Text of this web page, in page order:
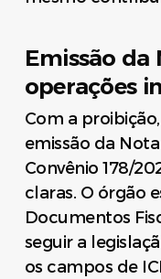
Emissão da
operações
Com a
emissão da
Convênio 178/
claras. O órgão
Documentos
seguir a
os campos de